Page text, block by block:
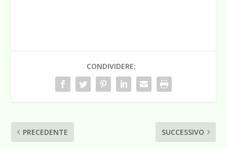
CONDIVIDERE:
PRECEDENTE SUCCESSIVO